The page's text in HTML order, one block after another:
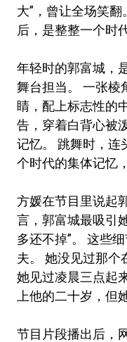
大”，曾让全场笑
后，是整整一个时
年轻时的郭富城，
舞台担当。 一张棱
睛，配上标志性的
告，穿着白背心被
记忆。 跳舞时，连
个时代的集体记忆
方媛在节目里说起
言，郭富城最吸引
多还不掉”。 这些
夫。 她没见过那个
她见过凌晨三点起
上他的二十岁，但
节目片段播出后，